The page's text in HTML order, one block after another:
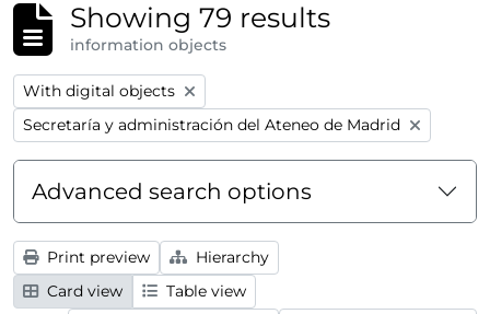
Showing 79 results
information objects
Remove filter:
With digital objects
Remove filter:
Secretaría y administración del Ateneo de Madrid
Advanced search options
Print preview
Hierarchy
Card view
Table view